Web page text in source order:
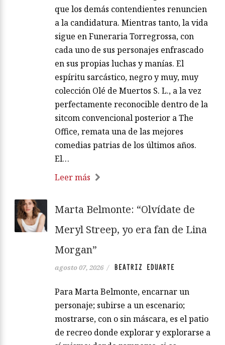
que los demás contendientes renuncien
a la candidatura. Mientras tanto, la vida
sigue en Funeraria Torregrossa, con
cada uno de sus personajes enfrascado
en sus propias luchas y manías. El
espíritu sarcástico, negro y muy, muy
colección Olé de Muertos S. L., a la vez
perfectamente reconocible dentro de la
sitcom convencional posterior a The
Office, remata una de las mejores
comedias patrias de los últimos años.
El…
Leer más
Marta Belmonte: “Olvídate de
Meryl Streep, yo era fan de Lina
Morgan”
agosto 07, 2026 / BEATRIZ EDUARTE
Para Marta Belmonte, encarnar un
personaje; subirse a un escenario;
mostrarse, con o sin máscara, es el patio
de recreo donde explorar y explorarse a